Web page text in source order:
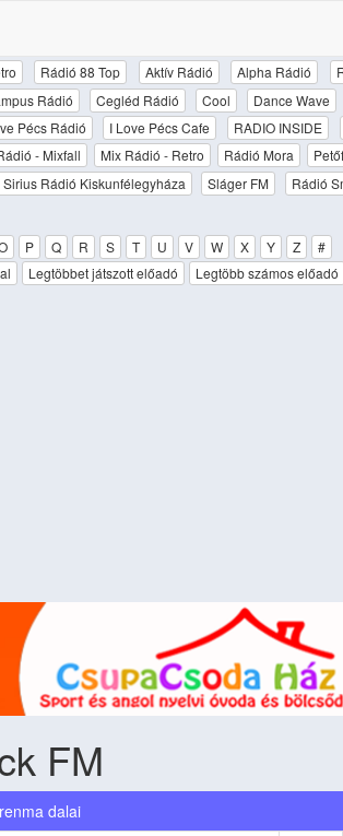
Rádió 88 Top Aktív Rádió Alpha Rádió
Rádió Cegléd Rádió Cool Dance Wave
Pécs Rádió I Love Pécs Cafe RADIO INSIDE
- Mixfall Mix Rádió - Retro Rádió Mora
Sirius Rádió Kiskunfélegyháza Sláger FM Rádió
P Q R S T U V W X Y Z
#
Legtöbbet játszott előadó Legtöbb számos előadó
FM
dalai